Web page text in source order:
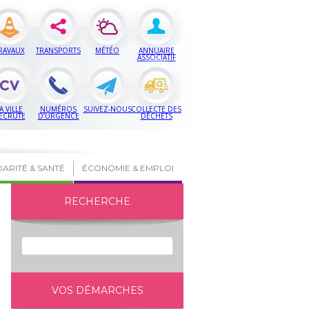
TRANSPORTS MÉTÉO ANNUAIRE
ASSOCIATIF
VILLE NUMÉROS
D’URGENCE
SUIVEZ-NOUSCOLLECTE DES
DÉCHETS
& SANTÉ ÉCONOMIE & EMPLOI
RECHERCHE
VOS DÉMARCHES